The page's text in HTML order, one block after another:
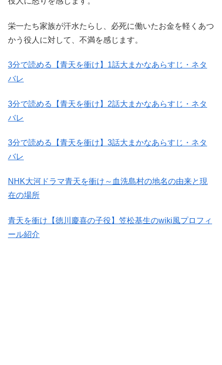
栄一たち家族が汗水たらし、必死に働いたお金を軽くあつ
かう役人に対して、不満を感じます。
3分で読める【青天を衝け】1話大まかなあらすじ・ネタ
バレ
3分で読める【青天を衝け】2話大まかなあらすじ・ネタ
バレ
3分で読める【青天を衝け】3話大まかなあらすじ・ネタ
バレ
NHK大河ドラマ青天を衝け～血洗島村の地名の由来と現
在の場所
青天を衝け【徳川慶喜の子役】笠松基生のwiki風プロフィ
ール紹介